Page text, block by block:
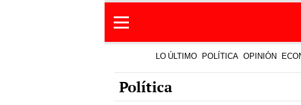
LO ÚLTIMO POLÍTICA OPINIÓN
Política